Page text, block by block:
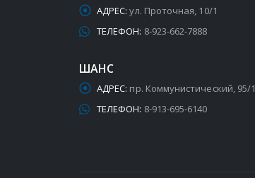
АДРЕС: ул. Проточная, 10/1
ТЕЛЕФОН: 8-923-662-7888
ШАНС
АДРЕС: пр. Коммунистический, 95/1
ТЕЛЕФОН: 8-913-695-6140